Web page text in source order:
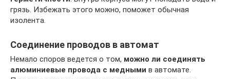
грязь. Избежать этого можно, поможет обычная
изолента.
Соединение проводов в автомат
Немало споров ведется о том, можно ли соединять
алюминиевые провода с медными в автомате.